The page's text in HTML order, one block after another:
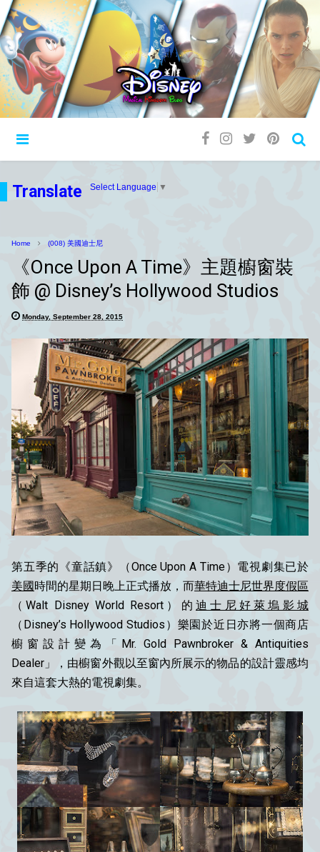
Translate Select Language ▼
Home (008) 美國迪士尼
《Once Upon A Time》主題櫥窗裝
飾 @ Disney’s Hollywood Studios
Monday, September 28, 2015
第五季的《童話鎮》（Once Upon A Time）電視劇集已於
美國時間的星期日晚上正式播放，而華特迪士尼世界度假區
（Walt Disney World Resort）的 迪士尼好萊塢影城
（Disney’s Hollywood Studios）樂園於近日亦將一個商店
櫥窗設計變為「Mr. Gold Pawnbroker & Antiquities
Dealer」，由櫥窗外觀以至窗內所展示的物品的設計靈感均
來自這套大熱的電視劇集。